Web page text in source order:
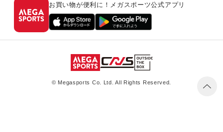
お買い物が便利に！メガスポーツ公式アプリ
© Megasports Co. Ltd. All Rights Reserved.